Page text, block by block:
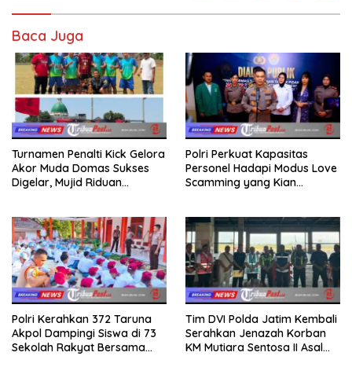
Baca Juga
Turnamen Penalti Kick Gelora
Akor Muda Domas Sukses
Digelar, Mujid Riduan
Polri Perkuat Kapasitas
Personel Hadapi Modus Love
Scamming yang Kian
Polri Kerahkan 372 Taruna
Akpol Dampingi Siswa di 73
Sekolah Rakyat Bersama
Tim DVI Polda Jatim Kembali
Serahkan Jenazah Korban
KM Mutiara Sentosa II Asal